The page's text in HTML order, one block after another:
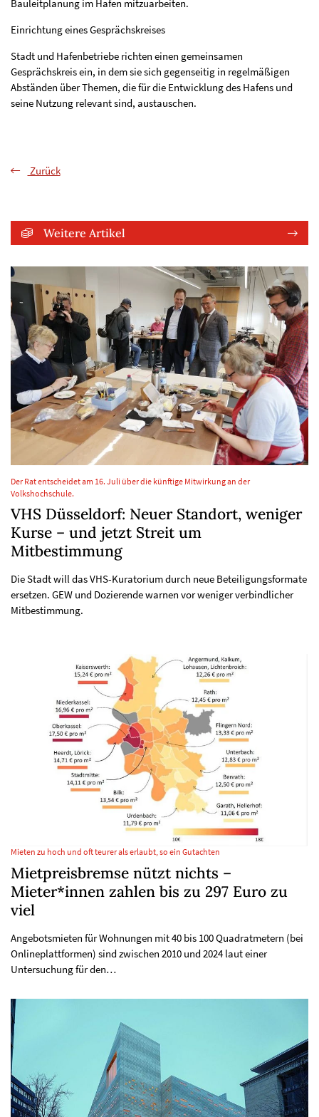
Bauleitplanung im Hafen mitzuarbeiten.
Einrichtung eines Gesprächskreises
Stadt und Hafenbetriebe richten einen gemeinsamen
Gesprächskreis ein, in dem sie sich gegenseitig in regelmäßigen
Abständen über Themen, die für die Entwicklung des Hafens und
seine Nutzung relevant sind, austauschen.
Zurück
Weitere Artikel
Der Rat entscheidet am 16. Juli über die künftige Mitwirkung an der
Volkshochschule.
VHS Düsseldorf: Neuer Standort, weniger
Kurse – und jetzt Streit um
Mitbestimmung
Die Stadt will das VHS-Kuratorium durch neue Beteiligungsformate
ersetzen. GEW und Dozierende warnen vor weniger verbindlicher
Mitbestimmung.
Mieten zu hoch und oft teurer als erlaubt, so ein Gutachten
Mietpreisbremse nützt nichts –
Mieter*innen zahlen bis zu 297 Euro zu
viel
Angebotsmieten für Wohnungen mit 40 bis 100 Quadratmetern (bei
Onlineplattformen) sind zwischen 2010 und 2024 laut einer
Untersuchung für den…